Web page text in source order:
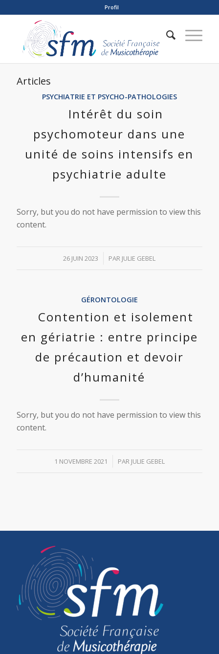
Profil
Articles
PSYCHIATRIE ET PSYCHO-PATHOLOGIES
Intérêt du soin
psychomoteur dans une
unité de soins intensifs en
psychiatrie adulte
Sorry, but you do not have permission to view this
content.
26 JUIN 2023
/ PAR JULIE GEBEL
GÉRONTOLOGIE
Contention et isolement
en gériatrie : entre principe
de précaution et devoir
d’humanité
Sorry, but you do not have permission to view this
content.
1 NOVEMBRE 2021
/ PAR JULIE GEBEL